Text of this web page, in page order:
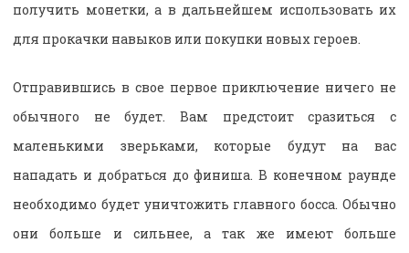
получить монетки, а в дальнейшем использовать их
для прокачки навыков или покупки новых героев.
Отправившись в свое первое приключение ничего не
обычного не будет. Вам предстоит сразиться с
маленькими зверьками, которые будут на вас
нападать и добраться до финиша. В конечном раунде
необходимо будет уничтожить главного босса. Обычно
они больше и сильнее, а так же имеют больше